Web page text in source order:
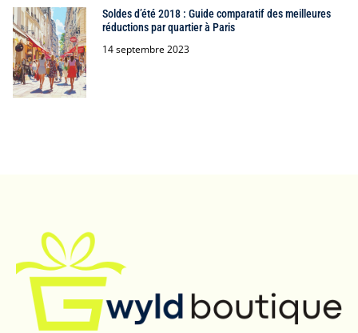
Soldes d’été 2018 : Guide comparatif des meilleures
réductions par quartier à Paris
14 septembre 2023